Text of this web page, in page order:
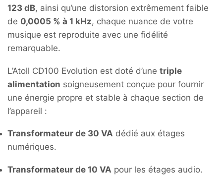
123 dB, ainsi qu’une distorsion extrêmement faible
de 0,0005 % à 1 kHz, chaque nuance de votre
musique est reproduite avec une fidélité
remarquable.
L’Atoll CD100 Evolution est doté d’une triple
alimentation soigneusement conçue pour fournir
une énergie propre et stable à chaque section de
l’appareil :
Transformateur de 30 VA dédié aux étages
numériques.
Transformateur de 10 VA pour les étages audio.